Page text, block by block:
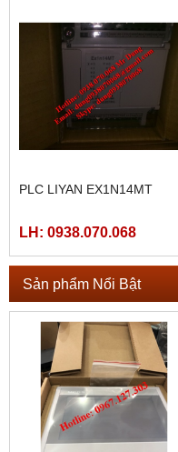
PLC LIYAN EX1N14MT
LH: 0938.070.068
Sản phẩm Nổi Bật